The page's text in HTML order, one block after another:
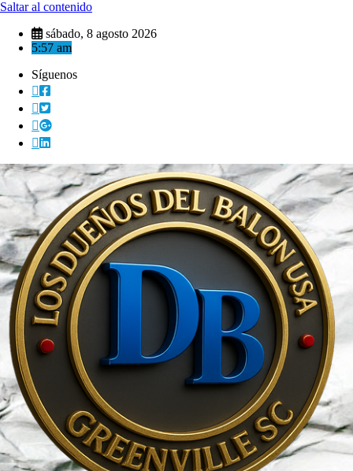
Saltar al contenido
sábado, 8 agosto 2026
5:57 am
Síguenos